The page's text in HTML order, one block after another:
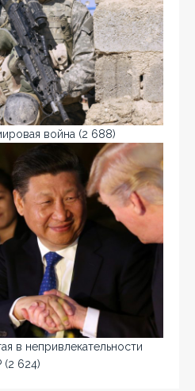
война (2 688)
в непривлекательности
(2 624)